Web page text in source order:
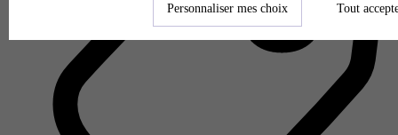
Personnaliser mes choix Tout